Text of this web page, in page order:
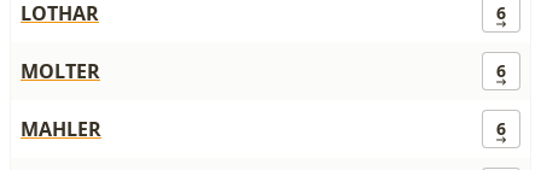
LOTHAR 6
MOLTER 6
MAHLER 6